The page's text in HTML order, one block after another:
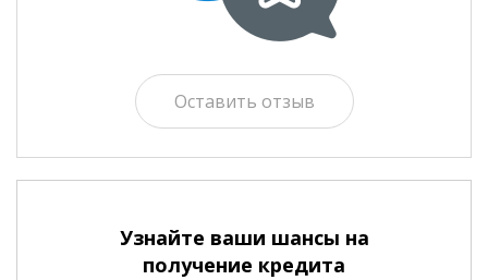
Оставить отзыв
Узнайте ваши шансы на
получение кредита